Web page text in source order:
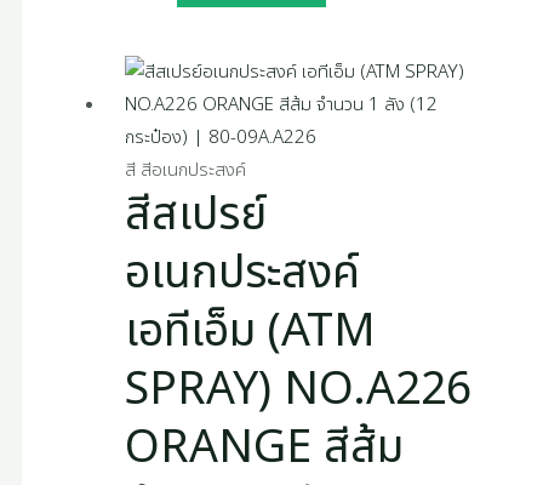
สี สีอเนกประสงค์
สีสเปรย์
อเนกประสงค์
เอทีเอ็ม (ATM
SPRAY) NO.A226
ORANGE สีส้ม